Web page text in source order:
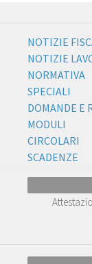
NOTIZIE
NOTIZIE
NORMATIVA
SPECIALI
DOMANDE E
MODULI
CIRCOLARI
SCADENZE